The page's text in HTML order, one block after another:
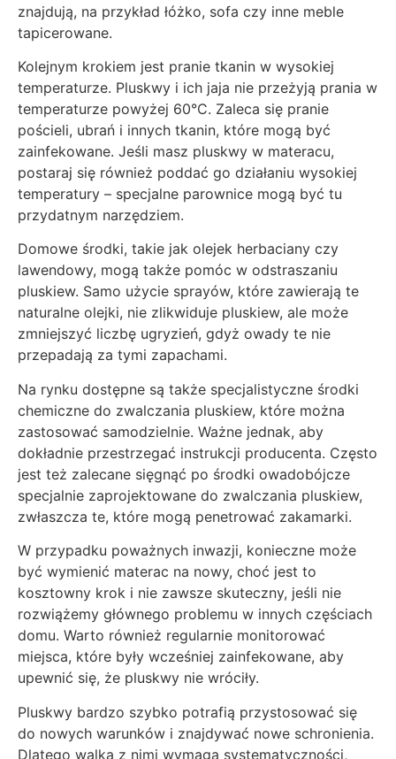
znajdują, na przykład łóżko, sofa czy inne meble
tapicerowane.
Kolejnym krokiem jest pranie tkanin w wysokiej
temperaturze. Pluskwy i ich jaja nie przeżyją prania w
temperaturze powyżej 60°C. Zaleca się pranie
pościeli, ubrań i innych tkanin, które mogą być
zainfekowane. Jeśli masz pluskwy w materacu,
postaraj się również poddać go działaniu wysokiej
temperatury – specjalne parownice mogą być tu
przydatnym narzędziem.
Domowe środki, takie jak olejek herbaciany czy
lawendowy, mogą także pomóc w odstraszaniu
pluskiew. Samo użycie sprayów, które zawierają te
naturalne olejki, nie zlikwiduje pluskiew, ale może
zmniejszyć liczbę ugryzień, gdyż owady te nie
przepadają za tymi zapachami.
Na rynku dostępne są także specjalistyczne środki
chemiczne do zwalczania pluskiew, które można
zastosować samodzielnie. Ważne jednak, aby
dokładnie przestrzegać instrukcji producenta. Często
jest też zalecane sięgnąć po środki owadobójcze
specjalnie zaprojektowane do zwalczania pluskiew,
zwłaszcza te, które mogą penetrować zakamarki.
W przypadku poważnych inwazji, konieczne może
być wymienić materac na nowy, choć jest to
kosztowny krok i nie zawsze skuteczny, jeśli nie
rozwiążemy głównego problemu w innych częściach
domu. Warto również regularnie monitorować
miejsca, które były wcześniej zainfekowane, aby
upewnić się, że pluskwy nie wróciły.
Pluskwy bardzo szybko potrafią przystosować się
do nowych warunków i znajdywać nowe schronienia.
Dlatego walka z nimi wymaga systematyczności,